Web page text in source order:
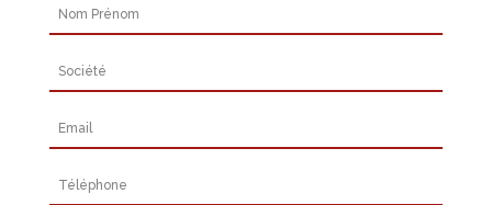
Nom Prénom
Société
Email
Téléphone